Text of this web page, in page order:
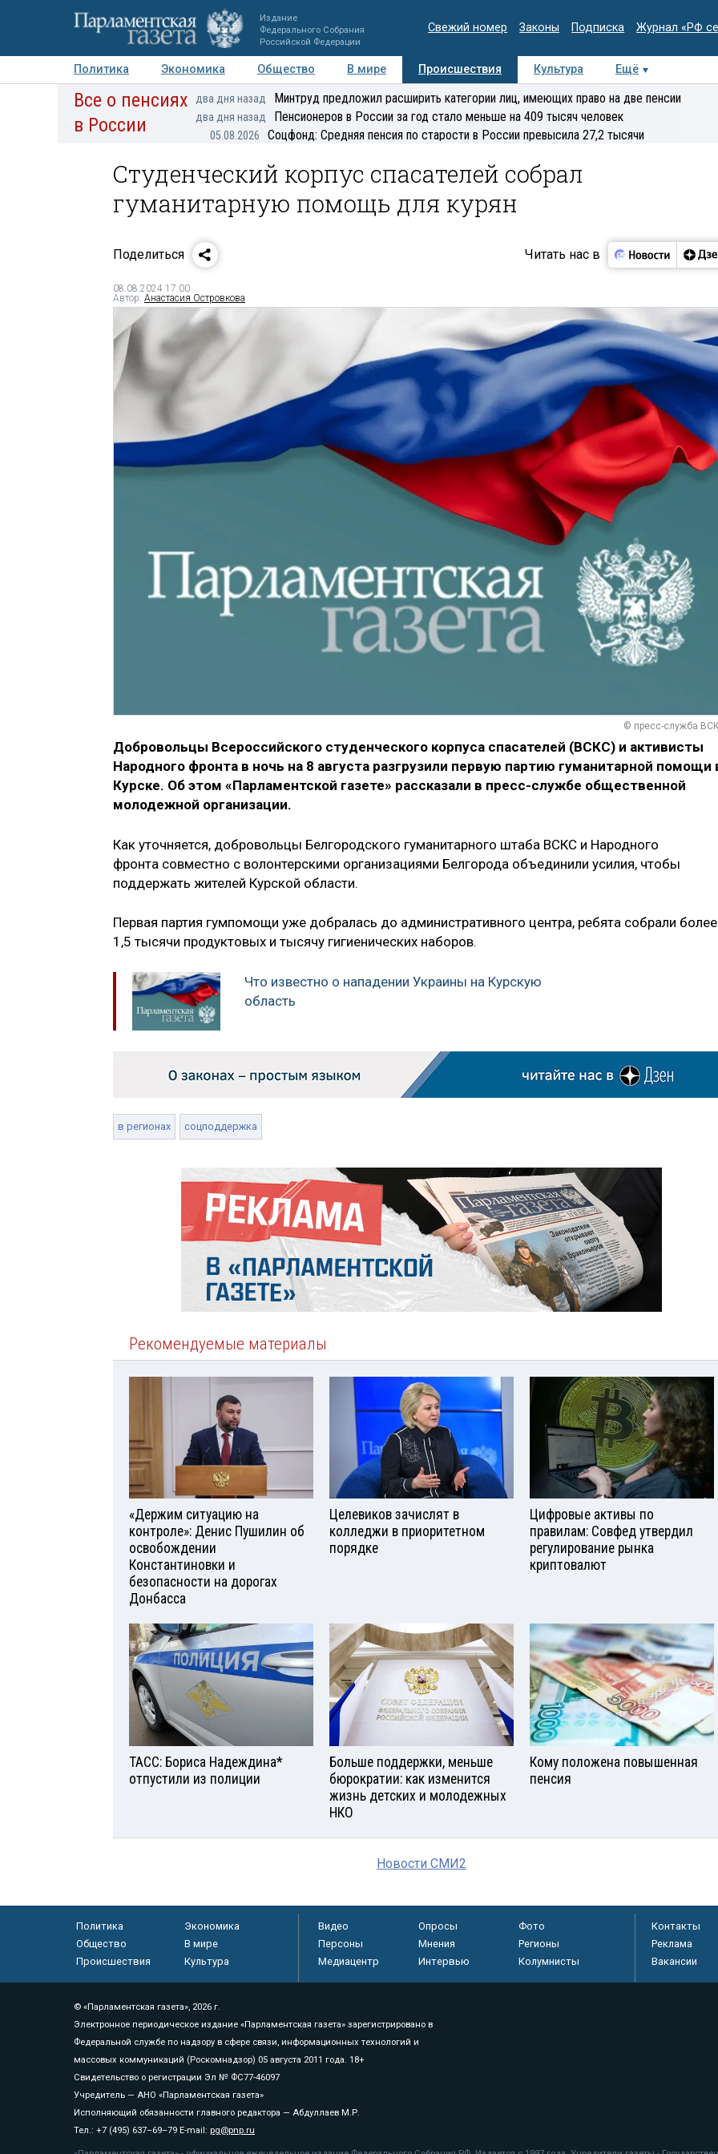
Издание
Федерального Собрания
Российской Федерации
Свежий номер Законы Подписка Журнал «РФ
Политика Экономика Общество В мире Происшествия Культура
Ещё
Авторы Персоны Мнения Регионы Медиацентр Интервью Колумнисты
Все о пенсиях
в России
два дня назад Минтруд предложил расширить категории лиц, имеющих право на две пенсии
два дня назад Пенсионеров в России за год стало меньше на 409 тысяч человек
05.08.2026 Соцфонд: Средняя пенсия по старости в России превысила 27,2 тысячи
Студенческий корпус спасателей собрал
гуманитарную помощь для курян
Поделиться Читать нас в
08.08.2024 17:00
Автор: Анастасия Островкова
© пресс-служба
Добровольцы Всероссийского студенческого корпуса спасателей (ВСКС) и активисты
Народного фронта в ночь на 8 августа разгрузили первую партию гуманитарной помощи
Курске. Об этом «Парламентской газете» рассказали в пресс-службе общественной
молодежной организации.
Как уточняется, добровольцы Белгородского гуманитарного штаба ВСКС и Народного
фронта совместно с волонтерскими организациями Белгорода объединили усилия, чтобы
поддержать жителей Курской области.
Первая партия гумпомощи уже добралась до административного центра, ребята собрали более
1,5 тысячи продуктовых и тысячу гигиенических наборов.
Что известно о нападении Украины на Курскую
область
в регионах соцподдержка
Рекомендуемые материалы
«Держим ситуацию на
контроле»: Денис Пушилин об
освобождении
Константиновки и
безопасности на дорогах
Донбасса
Целевиков зачислят в
колледжи в приоритетном
порядке
Цифровые активы по
правилам: Совфед утвердил
регулирование рынка
криптовалют
ТАСС: Бориса Надеждина*
отпустили из полиции
Больше поддержки, меньше
бюрократии: как изменится
жизнь детских и молодежных
НКО
Кому положена повышенная
пенсия
Новости СМИ2
Политика
Экономика
Общество
В мире
Происшествия
Культура
Видео Опросы
Фото
Персоны
Мнения
Регионы
Медиацентр
Интервью Колумнисты
Контакты
Реклама
Вакансии
© «Парламентская газета», 2026 г.
Электронное периодическое издание «Парламентская газета» зарегистрировано в
Федеральной службе по надзору в сфере связи, информационных технологий и
массовых коммуникаций (Роскомнадзор) 05 августа 2011 года. 18+
Свидетельство о регистрации Эл № ФС77-46097
Учредитель — АНО «Парламентская газета»
Исполняющий обязанности главного редактора — Абдуллаев М.Р.
Тел.: +7 (495) 637–69–79 E-mail: pg@pnp.ru